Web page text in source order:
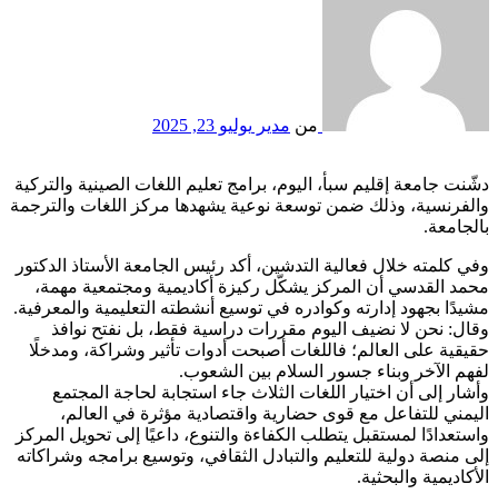
من مدير يوليو 23, 2025
دشّنت جامعة إقليم سبأ، اليوم، برامج تعليم اللغات الصينية والتركية
والفرنسية، وذلك ضمن توسعة نوعية يشهدها مركز اللغات والترجمة
بالجامعة.
وفي كلمته خلال فعالية التدشين، أكد رئيس الجامعة الأستاذ الدكتور
محمد القدسي أن المركز يشكّل ركيزة أكاديمية ومجتمعية مهمة،
مشيدًا بجهود إدارته وكوادره في توسيع أنشطته التعليمية والمعرفية.
وقال: نحن لا نضيف اليوم مقررات دراسية فقط، بل نفتح نوافذ
حقيقية على العالم؛ فاللغات أصبحت أدوات تأثير وشراكة، ومدخلًا
لفهم الآخر وبناء جسور السلام بين الشعوب.
وأشار إلى أن اختيار اللغات الثلاث جاء استجابة لحاجة المجتمع
اليمني للتفاعل مع قوى حضارية واقتصادية مؤثرة في العالم،
واستعدادًا لمستقبل يتطلب الكفاءة والتنوع، داعيًا إلى تحويل المركز
إلى منصة دولية للتعليم والتبادل الثقافي، وتوسيع برامجه وشراكاته
الأكاديمية والبحثية.